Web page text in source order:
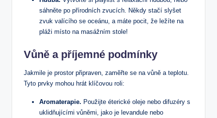
sáhněte po přírodních zvucích. Někdy stačí ‌slyšet
zvuk⁤ valícího se ‌oceánu, a máte pocit, že ​ležíte‌ na
pláži ⁣místo na​ masážním stole!
Vůně a příjemné ​podmínky
Jakmile je prostor připraven, zaměřte se na vůně a teplotu.
Tyto ‌prvky mohou hrát ⁤klíčovou roli:
Aromaterapie. Použijte éterické oleje nebo difuzéry s
uklidňujícími vůněmi, jako je levandule ⁢nebo